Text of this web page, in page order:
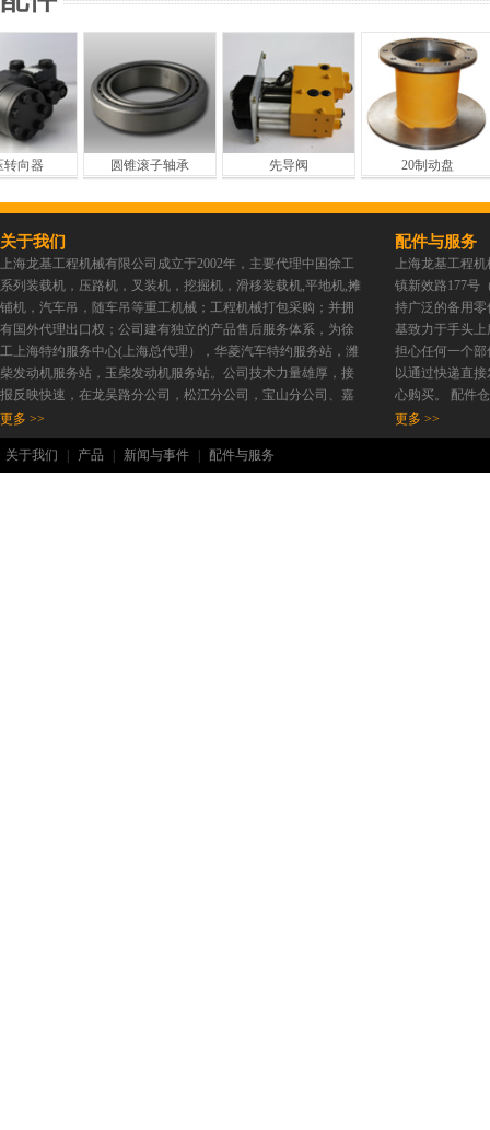
器 圆锥滚子轴承 先导阀 20制动盘
关于我们
上海龙基工程机械有限公司成立于2002年，主要代理中国徐工
系列装载机，压路机，叉装机，挖掘机，滑移装载机,平地机,摊
铺机，汽车吊，随车吊等重工机械；工程机械打包采购；并拥
有国外代理出口权；公司建有独立的产品售后服务体系，为徐
工上海特约服务中心(上海总代理），华菱汽车特约服务站，潍
柴发动机服务站，玉柴发动机服务站。公司技术力量雄厚，接
报反映快速，在龙吴路分公司，松江分公司，宝山分公司、嘉
定分公司均设有服务公司。以服务优势和产品优势为依托使我
公司在上海行业内具有一定知名度。本着要做事先做人的原
则，欢迎新老客户携手共创锦绣前程。 我们提供各种建设和工
更多 >>
配件与服务
上海龙基工程
镇新效路177号
持广泛的备用
基致力于手头
担心任何一个
以通过快递直
心购买。 配件
更多 >>
关于我们 产品 新闻与事件 配件与服务